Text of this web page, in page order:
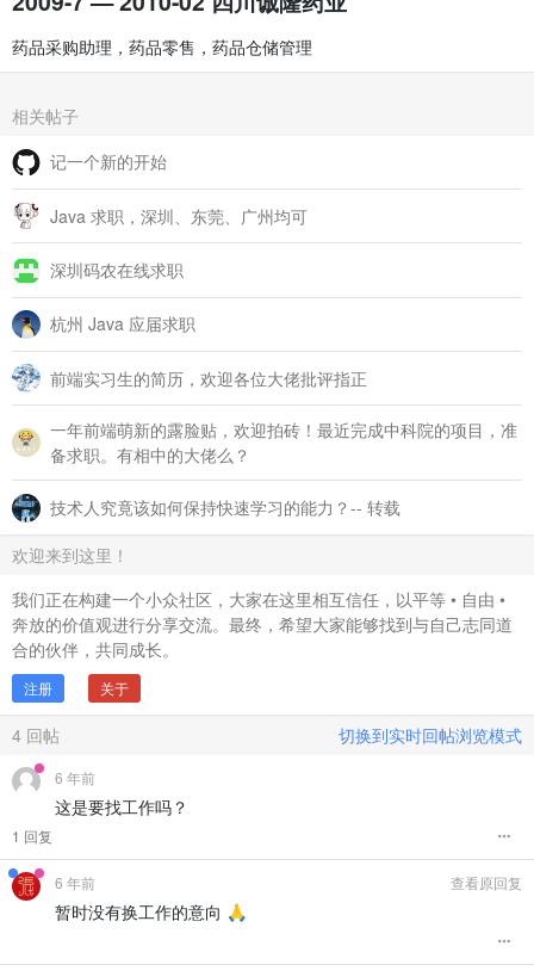
药品采购助理，药品零售，药品仓储管理
相关帖子
记一个新的开始
Java 求职，深圳、东莞、广州均可
深圳码农在线求职
杭州 Java 应届求职
前端实习生的简历，欢迎各位大佬批评指正
一年前端萌新的露脸贴，欢迎拍砖！最近完成中科院的项目，准
备求职。有相中的大佬么？
技术人究竟该如何保持快速学习的能力？-- 转载
欢迎来到这里！
我们正在构建一个小众社区，大家在这里相互信任，以平等 • 自由 •
奔放的价值观进行分享交流。最终，希望大家能够找到与自己志同道
合的伙伴，共同成长。
注册 关于
4 回帖 切换到实时回帖浏览模式
6 年前
这是要找工作吗？
1 回复
6 年前 查看原回复
暂时没有换工作的意向 🙏